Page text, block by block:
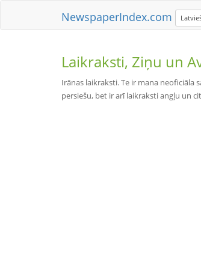
NewspaperIndex.com
Laikraksti, Ziņu un
Irānas laikraksti. Te ir mana neoficiāla
persiešu, bet ir arī laikraksti angļu un